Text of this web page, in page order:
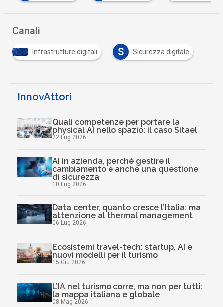
Canali
Infrastrutture digitali S Sicurezza digitale
InnovAttori
Quali competenze per portare la
physical AI nello spazio: il caso Sitael
22 Lug 2026
AI in azienda, perché gestire il
cambiamento è anche una questione
di sicurezza
10 Lug 2026
Data center, quanto cresce l’Italia: ma
attenzione al thermal management
06 Lug 2026
Ecosistemi travel-tech: startup, AI e
nuovi modelli per il turismo
15 Giu 2026
L’IA nel turismo corre, ma non per tutti:
la mappa italiana e globale
08 Mag 2026